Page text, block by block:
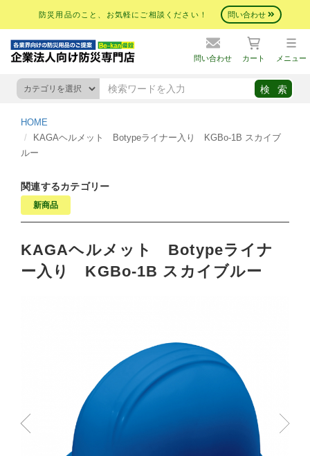
防災用品のこと、お気軽にご相談ください！ 問い合わせ
問い合わせ カート メニュー
HOME
KAGAヘルメット Botypeライナー入り KGBo-1B スカイブ
ルー
関連するカテゴリー
新商品
KAGAヘルメット Botypeライナ
ー入り KGBo-1B スカイブルー